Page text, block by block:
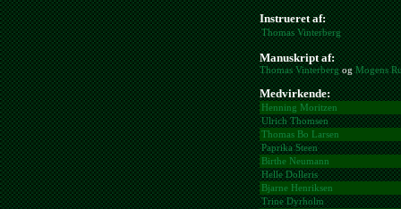
Instrueret af:
Thomas Vinterberg
Manuskript af:
Thomas VinterbergogMogens
Medvirkende:
Henning Moritzen
Ulrich Thomsen
Thomas Bo Larsen
Paprika Steen
Birthe Neumann
Helle Dolleris
Bjarne Henriksen
Trine Dyrholm